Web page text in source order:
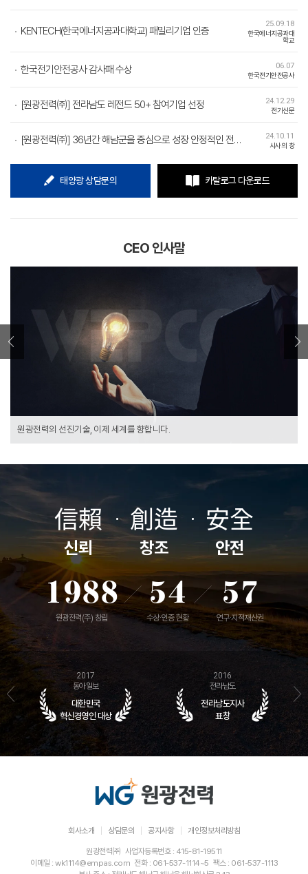
KENTECH(한국에너지공과대학교) 패밀리기업 인증
25.09.18
한국에너지공과대
학교
한국전기안전공사 감사패 수상 06.07
한국전기안전공사
[원광전력㈜] 전라남도 레전드 50+ 참여기업 선정 24.12.29
전기신문
[원광전력㈜] 36년간 해남군을 중심으로 성장 안정적인 전력 공급·전력 인프라 확장에 기여 24.10.11
시사의 창
태양광 상담문의 카탈로그 다운로드
CEO 인사말
오늘보다 더 기대되는 내일, 원광전력이 만들어갑니다.
신재생에너지 통합솔루션을 제공하는 글로벌 전문기업!
원광전력의 선진기술, 이제 세계를 향합니다.
신재생에너지 통합솔루션을 제공하는 글로벌 전문기업!
信賴
신뢰
創造
창조
安全
안전
0
1
2
3
4
5
6
9
1
2
4
5
7
8
9
0
1
2
3
4
6
7
0
1
2
3
4
5
6
7
8
9
0
1
2
3
4
5
6
0
1
2
3
4
5
6
7
8
9
1
2
3
4
5
6
원광전력(주) 창립
0
1
3
4
5
6
7
9
0
1
2
3
0
2
3
4
5
7
8
9
0
1
2
수상·인증 현황
1
3
4
5
6
7
8
9
0
2
3
3
5
6
7
8
9
0
1
2
5
연구·지적재산권
2017
동아일보
대한민국
혁신경영인 대상
2016
전라남도
전라남도지사
표창
회사소개 상담문의 공지사항 개인정보처리방침
원광전력㈜ 사업자등록번호 : 415-81-19511
이메일 : wk1114@empas.com 전화 : 061-537-1114~5 팩스 : 061-537-1113